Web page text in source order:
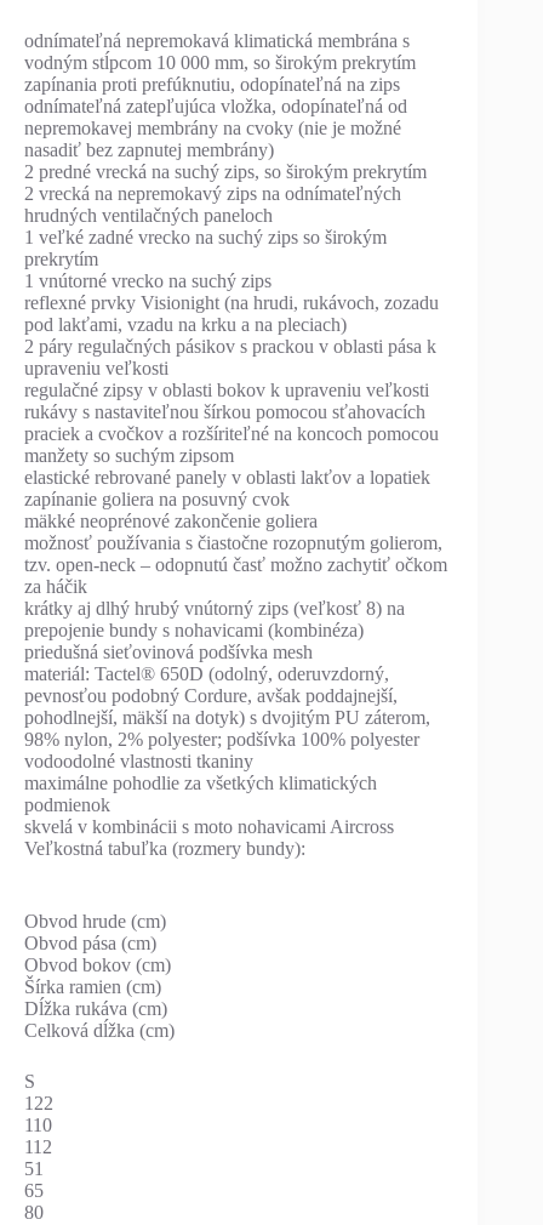
odnímateľná nepremokavá klimatická membrána s
vodným stĺpcom 10 000 mm, so širokým prekrytím
zapínania proti prefúknutiu, odopínateľná na zips
odnímateľná zatepľujúca vložka, odopínateľná od
nepremokavej membrány na cvoky (nie je možné
nasadiť bez zapnutej membrány)
2 predné vrecká na suchý zips, so širokým prekrytím
2 vrecká na nepremokavý zips na odnímateľných
hrudných ventilačných paneloch
1 veľké zadné vrecko na suchý zips so širokým
prekrytím
1 vnútorné vrecko na suchý zips
reflexné prvky Visionight (na hrudi, rukávoch, zozadu
pod lakťami, vzadu na krku a na pleciach)
2 páry regulačných pásikov s prackou v oblasti pása k
upraveniu veľkosti
regulačné zipsy v oblasti bokov k upraveniu veľkosti
rukávy s nastaviteľnou šírkou pomocou sťahovacích
praciek a cvočkov a rozšíriteľné na koncoch pomocou
manžety so suchým zipsom
elastické rebrované panely v oblasti lakťov a lopatiek
zapínanie goliera na posuvný cvok
mäkké neoprénové zakončenie goliera
možnosť používania s čiastočne rozopnutým golierom,
tzv. open-neck – odopnutú časť možno zachytiť očkom
za háčik
krátky aj dlhý hrubý vnútorný zips (veľkosť 8) na
prepojenie bundy s nohavicami (kombinéza)
priedušná sieťovinová podšívka mesh
materiál: Tactel® 650D (odolný, oderuvzdorný,
pevnosťou podobný Cordure, avšak poddajnejší,
pohodlnejší, mäkší na dotyk) s dvojitým PU záterom,
98% nylon, 2% polyester; podšívka 100% polyester
vodoodolné vlastnosti tkaniny
maximálne pohodlie za všetkých klimatických
podmienok
skvelá v kombinácii s moto nohavicami Aircross
Veľkostná tabuľka (rozmery bundy):
Obvod hrude (cm)
Obvod pása (cm)
Obvod bokov (cm)
Šírka ramien (cm)
Dĺžka rukáva (cm)
Celková dĺžka (cm)
S
122
110
112
51
65
80